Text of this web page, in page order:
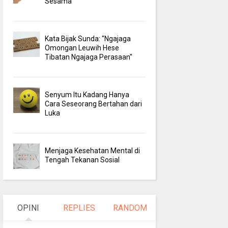
Kata Bijak Sunda: "Ngajaga
Omongan Leuwih Hese
Tibatan Ngajaga Perasaan"
Senyum Itu Kadang Hanya
Cara Seseorang Bertahan dari
Luka
Menjaga Kesehatan Mental di
Tengah Tekanan Sosial
OPINI REPLIES RANDOM